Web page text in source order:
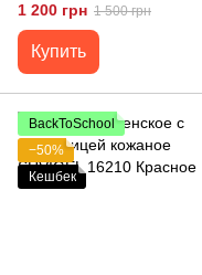
1 200 грн 1 500 грн
Купить
BackToSchool
−50%
Кешбек